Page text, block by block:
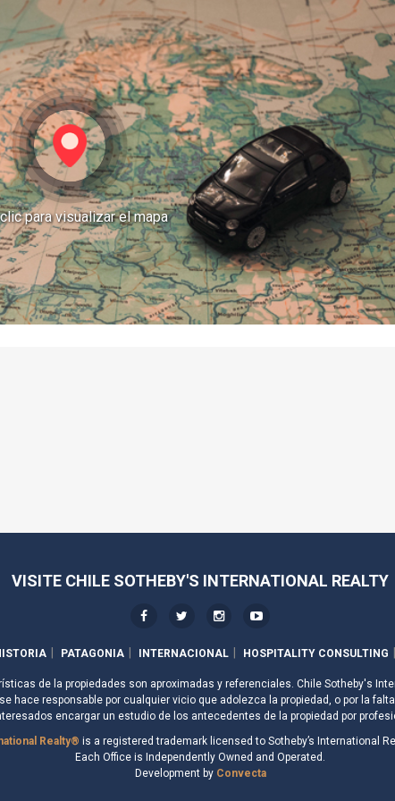
para visualizar el mapa
VISITE CHILE SOTHEBY'S INTERNATIONAL REALTY
PATAGONIA INTERNACIONAL HOSPITALITY CONSULTING
de la propiedades son aproximadas y referenciales. Chile Sotheby's
hace responsable por cualquier vicio que adolezca la propiedad, o por la
encargar un estudio de los antecedentes de la propiedad por
Realty® is a registered trademark licensed to Sotheby’s International
Each Office is Independently Owned and Operated.
Development by Convecta